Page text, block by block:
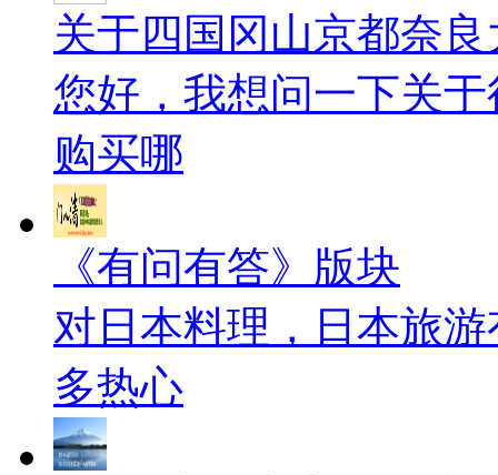
关于四国冈山京都奈
您好，我想问一下关
购买哪
《有问有答》版块
对日本料理，日本旅
多热心